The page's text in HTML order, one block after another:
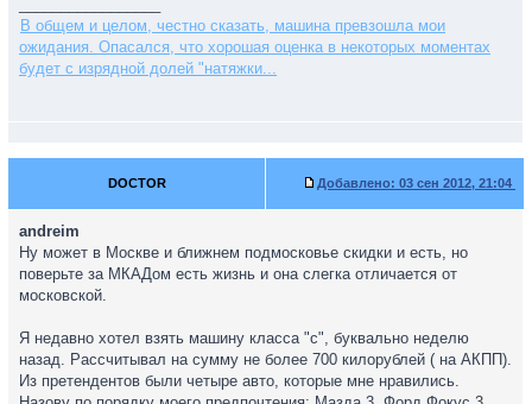
В общем и целом, честно сказать, машина превзошла мои
ожидания. Опасался, что хорошая оценка в некоторых моментах
будет с изрядной долей "натяжки...
DOCTOR Добавлено: 03 сен 2012, 21:04
andreim
Ну может в Москве и ближнем подмосковье скидки и есть, но
поверьте за МКАДом есть жизнь и она слегка отличается от
московской.
Я недавно хотел взять машину класса "с", буквально неделю
назад. Рассчитывал на сумму не более 700 килорублей ( на АКПП).
Из претендентов были четыре авто, которые мне нравились.